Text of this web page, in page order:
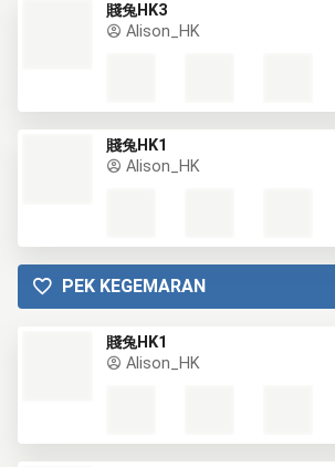
賤兔HK3
Alison_HK
賤兔HK1
Alison_HK
PEK KEGEMARAN
賤兔HK1
Alison_HK